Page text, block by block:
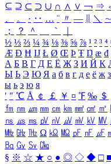
⊆ ⊇ ⊂ ⊃ ∪ ∩ ∧ ∨ ￢ ⇒
、
。 · ‥ … ¨ 〃 ― ＼ ∼
；
？ ＾ ｀
½ ⅓ ⅔ ¼ ¾ ⅛ ⅜ ⅝ ⅞ ¹ ² ³ ⁴
Æ Ð Ħ Ĳ Ł Ø Œ Þ Ŧ Ŋ æ đ
А Б В Г Д Е Ё Ж З И Й К
Ы Ь Э Ю Я а б в г д е ё ж з
ы ь э ю я
′ ″ ℃ Å ￠ ￡ ￥ ¤ ℉ ‰ ＄
㎙ ㎚ ㎛ ㎜ ㎝ ㎞ ㎟ ㎠ ㎡
㎱ ㎲ ㎳ ㎴ ㎵ ㎶ ㎷ ㎸ ㎹
㎒ ㎓ ㎔ Ω ㏀ ㏁ ㎊ ㎋ ㎌
㏃ ㏉ ㏜ ㏆
§ ※ ☆ ★ ○ ● ◎ ◇ ◆ □ ■